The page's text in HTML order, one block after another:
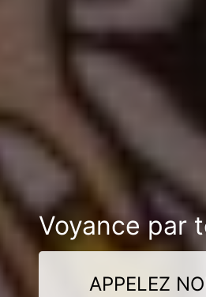
Voyance par
APPELEZ